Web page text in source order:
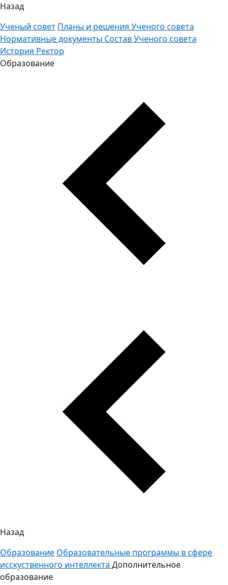
Назад
Ученый совет Планы и решения Ученого совета
Нормативные документы Состав Ученого совета
История Ректор
Образование
Назад
Образование Образовательные программы в сфере
исскуственного интеллекта Дополнительное
образование